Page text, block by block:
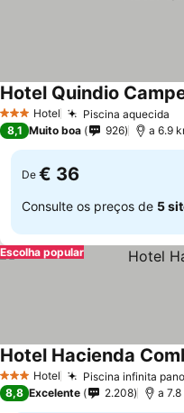
3 EstrelasHotel Piscina aquecida
Hotel Quindio
8,1 Muito boa 926 a 6.9
De € 36
Consulte os preços de 5
Escolha popular
3 EstrelasHotel Piscina infinita
Hotel Hacienda
8,8 Excelente 2.208 a